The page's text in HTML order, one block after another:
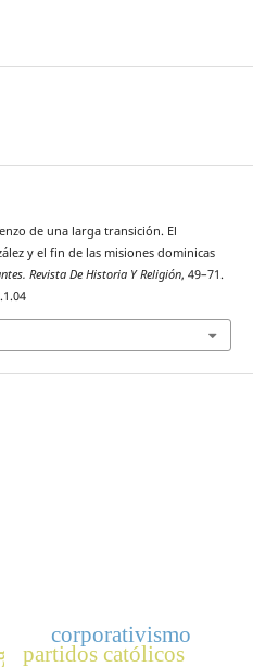
de una larga transición. El
y el fin de las misiones dominicas
Revista De Historia Y Religión, 49–71.
partidos católicos
corporativismo